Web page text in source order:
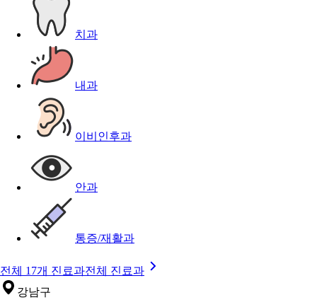
치과
내과
이비인후과
안과
통증/재활과
전체 17개 진료과전체 진료과
강남구